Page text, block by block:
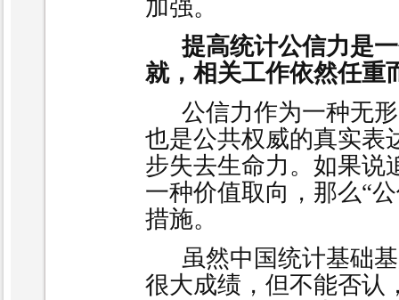
加强。
提高统计公信力是
就，相关工作依然任重
公信力作为一种无
也是公共权威的真实表
步失去生命力。如果说
一种价值取向，那么“
措施。
虽然中国统计基础
很大成绩，但不能否认